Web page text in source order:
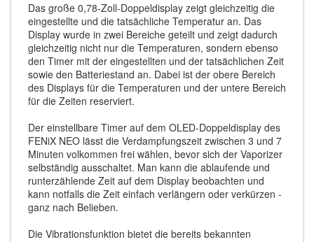
Das große 0,78-Zoll-Doppeldisplay zeigt gleichzeitig die
eingestellte und die tatsächliche Temperatur an. Das
Display wurde in zwei Bereiche geteilt und zeigt dadurch
gleichzeitig nicht nur die Temperaturen, sondern ebenso
den Timer mit der eingestellten und der tatsächlichen Zeit
sowie den Batteriestand an. Dabei ist der obere Bereich
des Displays für die Temperaturen und der untere Bereich
für die Zeiten reserviert.
Der einstellbare Timer auf dem OLED-Doppeldisplay des
FENiX NEO lässt die Verdampfungszeit zwischen 3 und 7
Minuten volkommen frei wählen, bevor sich der Vaporizer
selbständig ausschaltet. Man kann die ablaufende und
runterzählende Zeit auf dem Display beobachten und
kann notfalls die Zeit einfach verlängern oder verkürzen -
ganz nach Belieben.
Die Vibrationsfunktion bietet die bereits bekannten